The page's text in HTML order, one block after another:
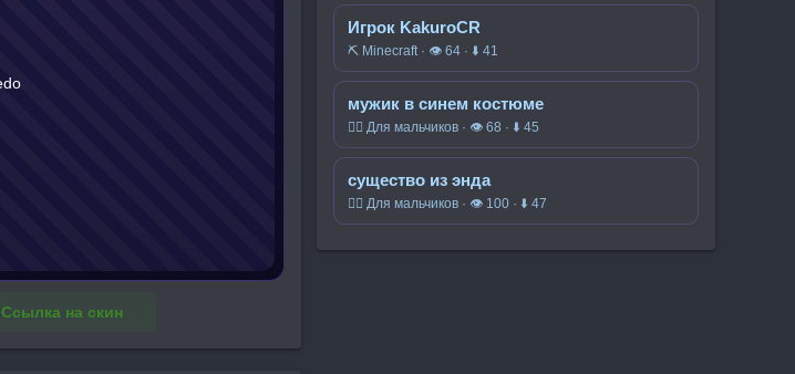
Ссылка на скин
Игрок KakuroCR
⛏️ Minecraft · 👁 64 · ⬇ 41
мужик в синем костюме
🧍‍♂️ Для мальчиков · 👁 68 · ⬇ 45
существо из энда
🧍‍♂️ Для мальчиков · 👁 100 · ⬇ 47